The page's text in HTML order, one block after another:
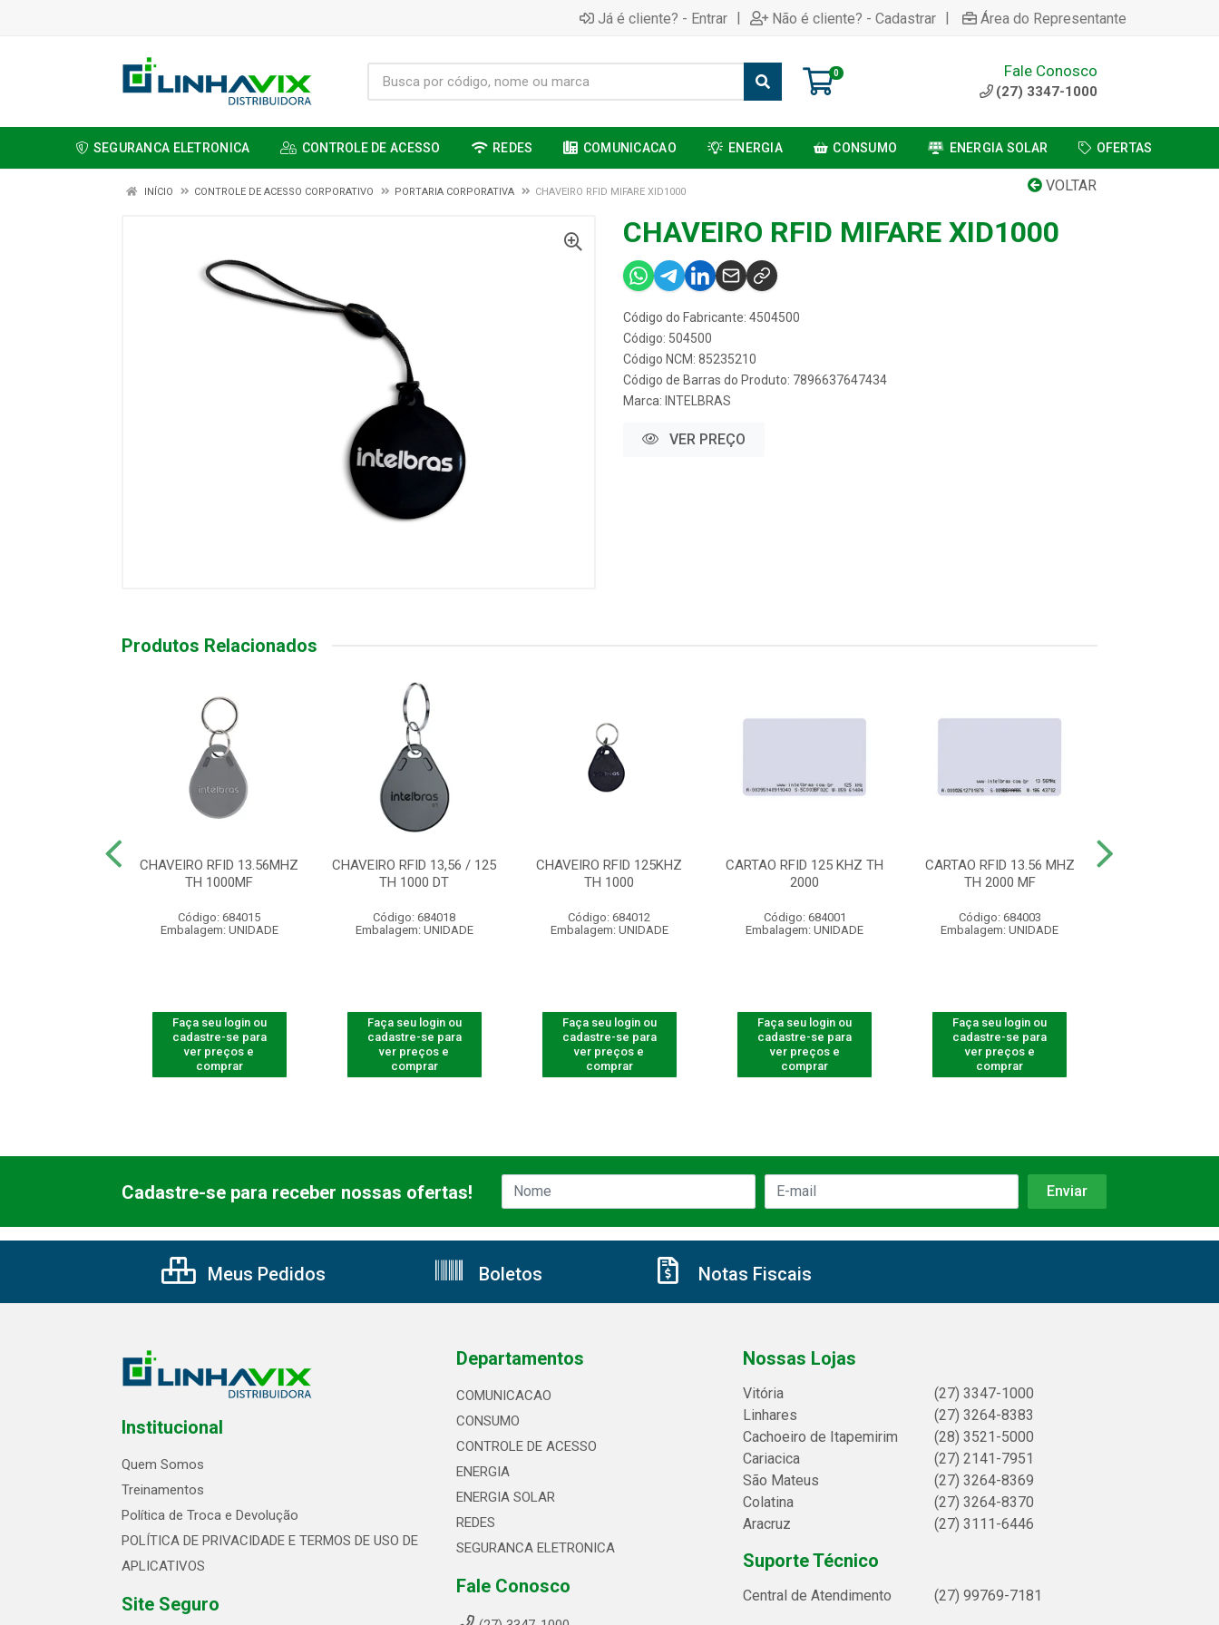
Já é cliente? - Entrar | Não é cliente? - Cadastrar | Área do Representante
0 Fale Conosco
(27) 3347-1000
SEGURANCA ELETRONICA CONTROLE DE ACESSO REDES COMUNICACAO ENERGIA CONSUMO ENERGIA SOLAR OFERTAS
VOLTAR
INÍCIO CONTROLE DE ACESSO CORPORATIVO PORTARIA CORPORATIVA CHAVEIRO RFID MIFARE XID1000
CHAVEIRO RFID MIFARE XID1000
Código do Fabricante: 4504500
Código: 504500
Código NCM: 85235210
Código de Barras do Produto: 7896637647434
Marca: INTELBRAS
VER PREÇO
Produtos Relacionados
CHAVEIRO RFID 13.56MHZ
TH 1000MF
Código: 684015
Embalagem: UNIDADE
Faça seu login ou
cadastre-se para
ver preços e
comprar
CHAVEIRO RFID 13,56 / 125
TH 1000 DT
Código: 684018
Embalagem: UNIDADE
Faça seu login ou
cadastre-se para
ver preços e
comprar
CHAVEIRO RFID 125KHZ
TH 1000
Código: 684012
Embalagem: UNIDADE
Faça seu login ou
cadastre-se para
ver preços e
comprar
CARTAO RFID 125 KHZ TH
2000
Código: 684001
Embalagem: UNIDADE
Faça seu login ou
cadastre-se para
ver preços e
comprar
CARTAO RFID 13.56 MHZ
TH 2000 MF
Código: 684003
Embalagem: UNIDADE
Faça seu login ou
cadastre-se para
ver preços e
comprar
Cadastre-se para receber nossas ofertas!
Meus Pedidos Boletos Notas Fiscais
Institucional
Quem Somos
Treinamentos
Política de Troca e Devolução
POLÍTICA DE PRIVACIDADE E TERMOS DE USO DE
APLICATIVOS
Site Seguro
Departamentos
COMUNICACAO
CONSUMO
CONTROLE DE ACESSO
ENERGIA
ENERGIA SOLAR
REDES
SEGURANCA ELETRONICA
Fale Conosco
Nossas Lojas
Vitória
(27) 3347-1000
Linhares
(27) 3264-8383
Cachoeiro de Itapemirim
(28) 3521-5000
Cariacica
(27) 2141-7951
São Mateus
(27) 3264-8369
Colatina
(27) 3264-8370
Aracruz
(27) 3111-6446
Suporte Técnico
Central de Atendimento (27) 99769-7181